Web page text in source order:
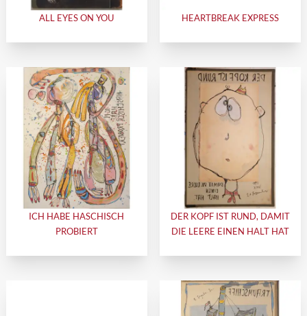
ALL EYES ON YOU HEARTBREAK EXPRESS
ICH HABE HASCHISCH
PROBIERT
DER KOPF IST RUND, DAMIT
DIE LEERE EINEN HALT HAT